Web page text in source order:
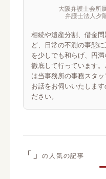
大阪弁護士会所
弁護士法人夕
相続や遺産分割、借金
ど、日常の不測の事態
を少しでも和らげ、円
徹底して行っています
は当事務所の事務スタ
お話をお伺いいたしま
ださい。
「」の人気の記事